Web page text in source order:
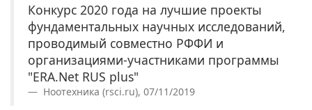
Конкурс 2020 года на лучшие проекты
фундаментальных научных исследований,
проводимый совместно РФФИ и
организациями-участниками программы
"ERA.Net RUS plus"
Ноотехника (rsci.ru), 07/11/2019